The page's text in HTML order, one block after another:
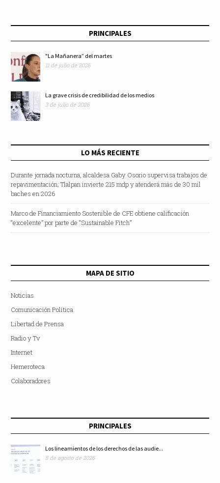
PRINCIPALES
"La Mañanera” del martes
11 de julio de 2026
La grave crisis de credibilidad de los medios
3 de julio de 2026
LO MÁS RECIENTE
Durante jornada nocturna, alcaldesa Gaby Osorio supervisa trabajos de
repavimentación; Tlalpan invierte 215 mdp y atenderá más de 30 mil
baches en 2026
Marco de Financiamiento Sostenible de CFE obtiene calificación
“excelente” por parte de “Sustainable Fitch”
MAPA DE SITIO
Noticias
Comunicación Política
Libertad de Prensa
Radio y Tv
Internet
Hemeroteca
Colaboradores
PRINCIPALES
Los lineamientos de los derechos de las audie...
5 de agosto de 2026